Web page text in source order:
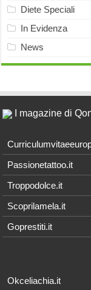
Diete Speciali
In Evidenza
News
I magazine di
Passionetattoo.it
Troppodolce.it
Scoprilamela.it
Goprestiti.it
Okceliachia.it